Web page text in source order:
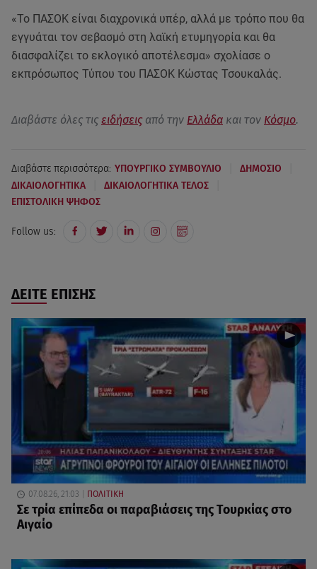
«Το ΠΑΣΟΚ είναι διαχρονικά υπέρ, αλλά με τρόπο που θα
εγγυάται τον σεβασμό στη λαϊκή ετυμηγορία και θα
διασφαλίζει το εκλογικό αποτέλεσμα» σχολίασε ο
εκπρόσωπος Τύπου του ΠΑΣΟΚ Κώστας Τσουκαλάς.
Διαβάστε όλες τις ειδήσεις από την Ελλάδα και τον Κόσμο.
Διαβάστε περισσότερα: ΥΠΟΥΡΓΙΚΟ ΣΥΜΒΟΥΛΙΟ ΔΗΜΟΣΙΟ
ΔΙΚΑΙΟΛΟΓΗΤΙΚΑ ΔΙΚΑΙΟΛΟΓΗΤΙΚΑ ΤΕΛΟΣ
ΕΠΙΣΤΟΛΙΚΗ ΨΗΦΟΣ
Follow us:
ΔΕΙΤΕ ΕΠΙΣΗΣ
07.08.26, 21:03 ΠΟΛΙΤΙΚΗ
Σε τρία επίπεδα οι παραβιάσεις της Τουρκίας στο
Αιγαίο